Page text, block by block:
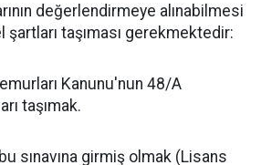
değerlendirmeye alınabilmesi
şartları taşıması gerekmektedir:
Kanunu'nun 48/A
taşımak.
sınavına girmiş olmak (Lisans